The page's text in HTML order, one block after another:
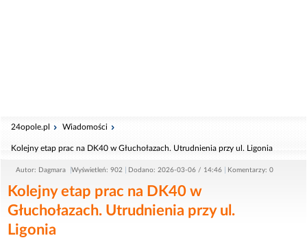
24opole.pl Wiadomości
Kolejny etap prac na DK40 w Głuchołazach. Utrudnienia przy ul. Ligonia
Autor: Dagmara Wyświetleń: 902 Dodano: 2026-03-06 / 14:46 Komentarzy: 0
Kolejny etap prac na DK40 w
Głuchołazach. Utrudnienia przy ul.
Ligonia